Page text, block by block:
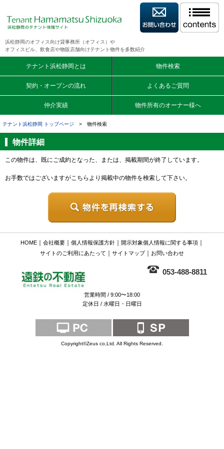
浜松静岡のオフィス向け貸事務所（オフィス）や
オフィスビル、飲食店や物販店舗向けテナント物件を多数紹介
テナント浜松静岡とは 物件検索
契約・オープンの流れ よくあるご質問
仲介実績 物件所有のオーナー様へ
テナント浜松静岡 トップページ > 物件検索
物件詳細
この物件は、既にご成約となった、または、掲載期間が終了しています。
お手数ではございますがこちらより掲載中の物件を検索して下さい。
HOME｜ 会社概要｜ 個人情報保護方針｜ 開示対象個人情報に関する事項｜
サイトのご利用にあたって ｜ サイトマップ｜ お問い合わせ
053-488-8811
営業時間 / 9:00〜18:00
定休日 / 水曜日・日曜日
Copyright©Zeus co,Ltd. All Rights Reserved.